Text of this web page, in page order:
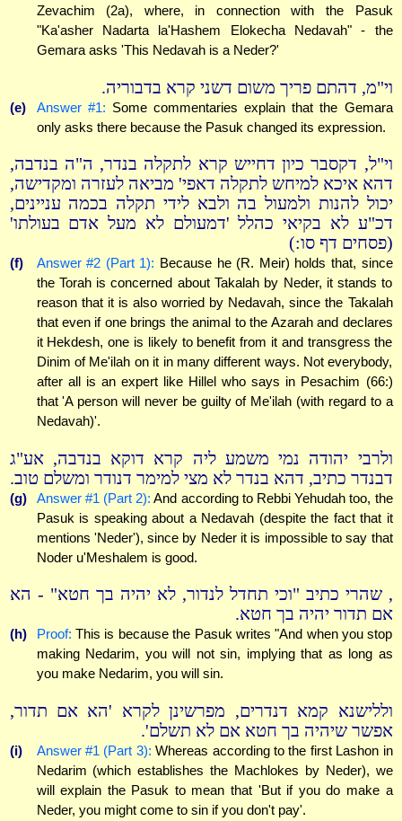
Zevachim (2a), where, in connection with the Pasuk
"Ka'asher Nadarta la'Hashem Elokecha Nedavah" - the
Gemara asks 'This Nedavah is a Neder?'
וי"מ, דהתם פריך משום דשני קרא בדבוריה.
(e) Answer #1: Some commentaries explain that the Gemara
only asks there because the Pasuk changed its expression.
וי"ל, דקסבר כיון דחייש קרא לתקלה בנדר, ה"ה בנדבה,
דהא איכא למיחש לתקלה דאפי' מביאה לעזרה ומקדישה,
יכול להנות ולמעול בה ולבא לידי תקלה בכמה עניינים,
דכ"ע לא בקיאי כהלל 'דמעולם לא מעל אדם בעולתו'
(פסחים דף סו:)
(f) Answer #2 (Part 1): Because he (R. Meir) holds that, since
the Torah is concerned about Takalah by Neder, it stands to
reason that it is also worried by Nedavah, since the Takalah
that even if one brings the animal to the Azarah and declares
it Hekdesh, one is likely to benefit from it and transgress the
Dinim of Me'ilah on it in many different ways. Not everybody,
after all is an expert like Hillel who says in Pesachim (66:)
that 'A person will never be guilty of Me'ilah (with regard to a
Nedavah)'.
ולרבי יהודה נמי משמע ליה קרא דוקא בנדבה, אע"ג
דבנדר כתיב, דהא בנדר לא מצי למימר דנודר ומשלם טוב.
(g) Answer #1 (Part 2): And according to Rebbi Yehudah too, the
Pasuk is speaking about a Nedavah (despite the fact that it
mentions 'Neder'), since by Neder it is impossible to say that
Noder u'Meshalem is good.
, שהרי כתיב "וכי תחדל לנדור, לא יהיה בך חטא" - הא
אם תדור יהיה בך חטא.
(h) Proof: This is because the Pasuk writes "And when you stop
making Nedarim, you will not sin, implying that as long as
you make Nedarim, you will sin.
וללישנא קמא דנדרים, מפרשינן לקרא 'הא אם תדור,
אפשר שיהיה בך חטא אם לא תשלם'.
(i) Answer #1 (Part 3): Whereas according to the first Lashon in
Nedarim (which establishes the Machlokes by Neder), we
will explain the Pasuk to mean that 'But if you do make a
Neder, you might come to sin if you don't pay'.